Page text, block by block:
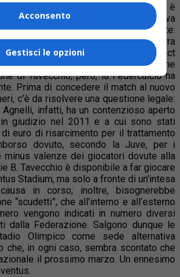
italiana di calcio a Torino. L’idea è
proposta concreta che la FIGC aveva
c’era ancora il presidente Abete:
31 marzo 2015 tra Italia ed Inghilterra
Un ritorno a casa anche per il ct
cose sono più complicate di quello che
di Tavecchio, però, la Federcalcio ha
Prima di concedere il match al nuovo
c’è da risolvere una questione legale:
infatti, ha un contenzioso aperto
in giudizio nel 2011 e a cui sono stati
euro di risarcimento per il trattamento
dovuto, secondo la Juve, per i
minus valenze dei giocatori dovute alla
B. Tavecchio è disponibile a far giocare
Stadium, ma solo a fronte di un’intesa
in corso; inoltre, bisognerebbe
“scudetti”, che all’interno e all’esterno
vengono indicati in numero diversi
dalla Federazione. Salgono dunque le
Olimpico come sede alternativa
che, in ogni caso, sembra scontato che
il prossimo marzo. Un ennesimo
Acconsento
Gestisci le opzioni